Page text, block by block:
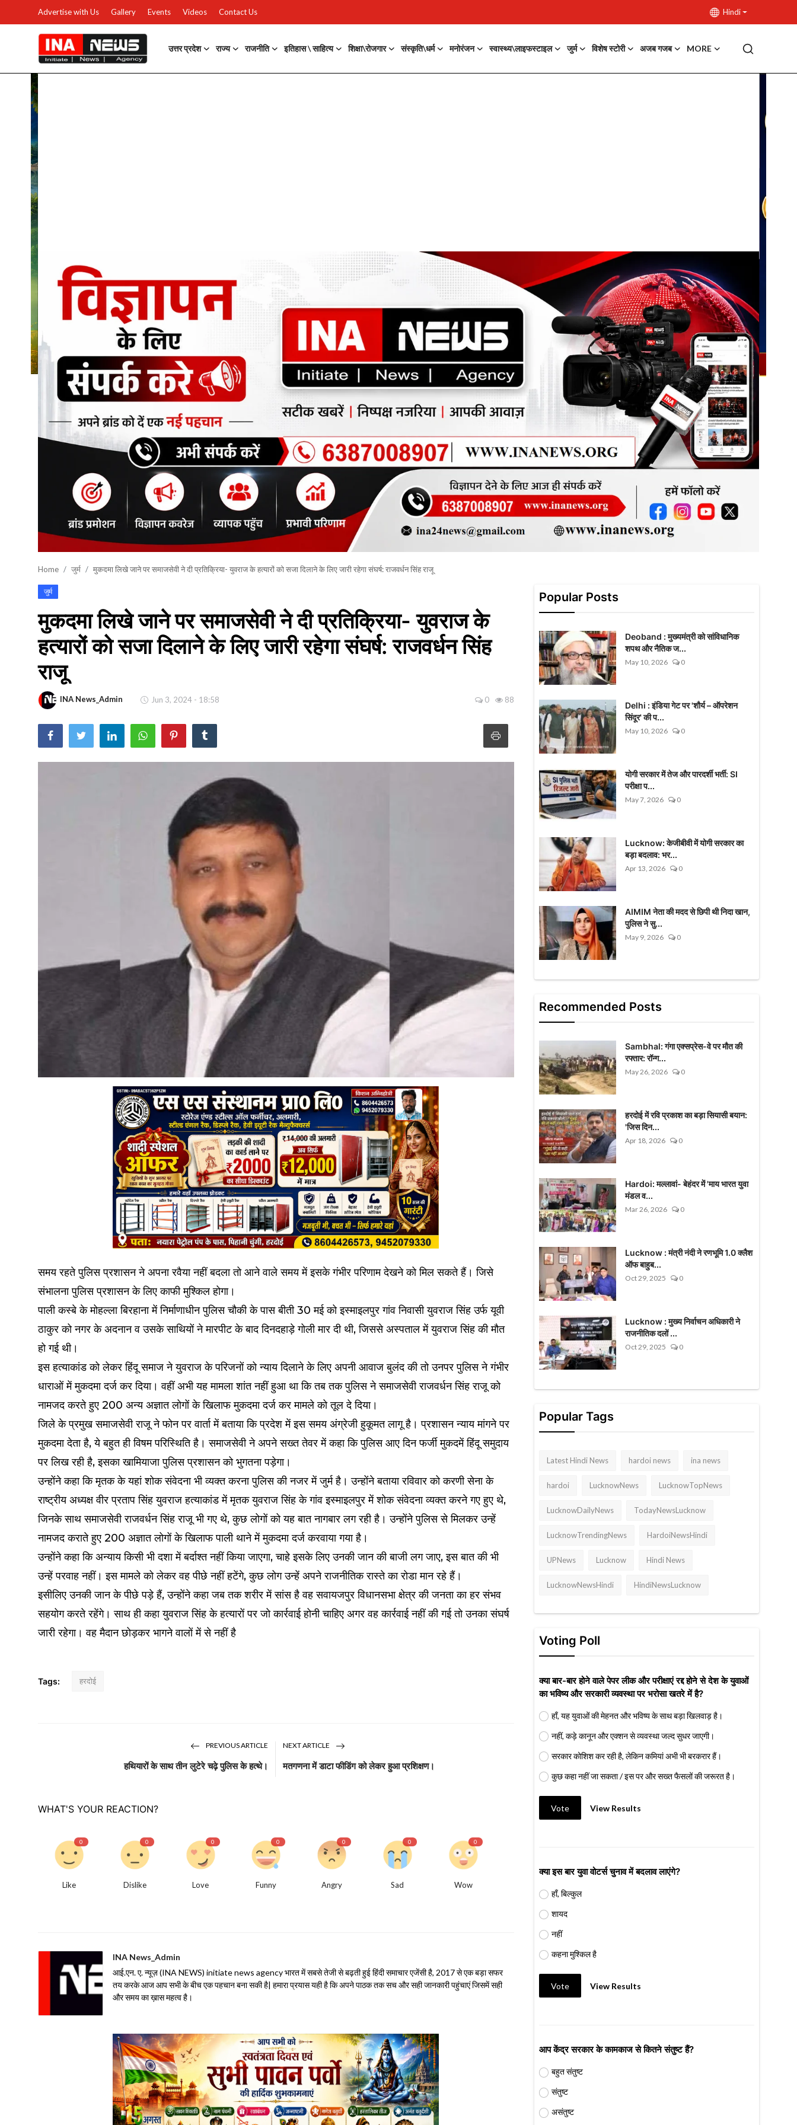
Advertise with Us Gallery Events Videos Contact Us Hindi
उत्तर प्रदेश राज्य राजनीति इतिहास \ साहित्य शिक्षा\रोजगार संस्कृति\धर्म मनोरंजन स्वास्थ्य\लाइफस्टाइल जुर्म विशेष स्टोरी अजब गजब MORE
उत्तर प्रदेश
Advertise with Us
Events
Gallery
राजनीति
Contacts
इतिहास \ साहित्य
शिक्षा\रोजगार
मनोरंजन
स्वास्थ्य\लाइफस्टाइल
अजब गजब
टेक्नोलॉजी / बिजनेस
वायरल न्यूज़
Home जुर्म मुकदमा लिखे जाने पर समाजसेवी ने दी प्रतिक्रिया- युवराज के हत्यारों को सजा दिलाने के लिए जारी रहेगा संघर्ष: राजवर्धन सिंह राजू
जुर्म
मुकदमा लिखे जाने पर समाजसेवी ने दी प्रतिक्रिया- युवराज के
हत्यारों को सजा दिलाने के लिए जारी रहेगा संघर्ष: राजवर्धन सिंह
राजू
INA News_Admin Jun 3, 2024 - 18:58 0 88
समय रहते पुलिस प्रशासन ने अपना रवैया नहीं बदला तो आने वाले समय में इसके गंभीर परिणाम देखने को मिल सकते हैं। जिसे
संभालना पुलिस प्रशासन के लिए काफी मुश्किल होगा।
पाली कस्बे के मोहल्ला बिरहाना में निर्माणाधीन पुलिस चौकी के पास बीती 30 मई को इस्माइलपुर गांव निवासी युवराज सिंह उर्फ यूवी
ठाकुर को नगर के अदनान व उसके साथियों ने मारपीट के बाद दिनदहाड़े गोली मार दी थी, जिससे अस्पताल में युवराज सिंह की मौत
हो गई थी।
इस हत्याकांड को लेकर हिंदू समाज ने युवराज के परिजनों को न्याय दिलाने के लिए अपनी आवाज बुलंद की तो उनपर पुलिस ने गंभीर
धाराओं में मुकदमा दर्ज कर दिया। वहीं अभी यह मामला शांत नहीं हुआ था कि तब तक पुलिस ने समाजसेवी राजवर्धन सिंह राजू को
नामजद करते हुए 200 अन्य अज्ञात लोगों के खिलाफ मुकदमा दर्ज कर मामले को तूल दे दिया।
जिले के प्रमुख समाजसेवी राजू ने फोन पर वार्ता में बताया कि प्रदेश में इस समय अंग्रेजी हुकूमत लागू है। प्रशासन न्याय मांगने पर
मुकदमा देता है, ये बहुत ही विषम परिस्थिति है। समाजसेवी ने अपने सख्त तेवर में कहा कि पुलिस आए दिन फर्जी मुकदमें हिंदू समुदाय
पर लिख रही है, इसका खामियाजा पुलिस प्रशासन को भुगतना पड़ेगा।
उन्होंने कहा कि मृतक के यहां शोक संवेदना भी व्यक्त करना पुलिस की नजर में जुर्म है। उन्होंने बताया रविवार को करणी सेना के
राष्ट्रीय अध्यक्ष वीर प्रताप सिंह युवराज हत्याकांड में मृतक युवराज सिंह के गांव इस्माइलपुर में शोक संवेदना व्यक्त करने गए हुए थे,
जिनके साथ समाजसेवी राजवर्धन सिंह राजू भी गए थे, कुछ लोगों को यह बात नागबार लग रही है। उन्होंने पुलिस से मिलकर उन्हें
नामजद कराते हुए 200 अज्ञात लोगों के खिलाफ पाली थाने में मुकदमा दर्ज करवाया गया है।
उन्होंने कहा कि अन्याय किसी भी दशा में बर्दाश्त नहीं किया जाएगा, चाहे इसके लिए उनकी जान की बाजी लग जाए, इस बात की भी
उन्हें परवाह नहीं। इस मामले को लेकर वह पीछे नहीं हटेंगे, कुछ लोग उन्हें अपने राजनीतिक रास्ते का रोडा मान रहे हैं।
इसीलिए उनकी जान के पीछे पड़े हैं, उन्होंने कहा जब तक शरीर में सांस है वह सवायजपुर विधानसभा क्षेत्र की जनता का हर संभव
सहयोग करते रहेंगे। साथ ही कहा युवराज सिंह के हत्यारों पर जो कार्रवाई होनी चाहिए अगर वह कार्रवाई नहीं की गई तो उनका संघर्ष
जारी रहेगा। वह मैदान छोड़कर भागने वालों में से नहीं है
Tags: हरदोई
PREVIOUS ARTICLE
हथियारों के साथ तीन लुटेरे चढ़े पुलिस के हत्थे।
NEXT ARTICLE
मतगणना में डाटा फीडिंग को लेकर हुआ प्रशिक्षण।
WHAT'S YOUR REACTION?
0
Like
0
Dislike
0
Love
0
Funny
0
Angry
0
Sad
0
Wow
INA News_Admin
आई.एन. ए. न्यूज़ (INA NEWS) initiate news agency भारत में सबसे तेजी से बढ़ती हुई हिंदी समाचार एजेंसी है, 2017 से एक बड़ा सफर
तय करके आज आप सभी के बीच एक पहचान बना सकी है| हमारा प्रयास यही है कि अपने पाठक तक सच और सही जानकारी पहुंचाएं जिसमें सही
और समय का ख़ास महत्व है।
Popular Posts
Deoband : मुख्यमंत्री को सांविधानिक
शपथ और नैतिक ज...
May 10, 2026 0
Delhi : इंडिया गेट पर 'शौर्य – ऑपरेशन
सिंदूर' की प...
May 10, 2026 0
योगी सरकार में तेज और पारदर्शी भर्ती: SI
परीक्षा प...
May 7, 2026 0
Lucknow: केजीबीवी में योगी सरकार का
बड़ा बदलाव: भर...
Apr 13, 2026 0
AIMIM नेता की मदद से छिपी थी निदा खान,
पुलिस ने सु...
May 9, 2026 0
Recommended Posts
Sambhal: गंगा एक्सप्रेस-वे पर मौत की
रफ्तार: रॉन्ग...
May 26, 2026 0
हरदोई में रवि प्रकाश का बड़ा सियासी बयान:
'जिस दिन...
Apr 18, 2026 0
Hardoi: मल्लावां- बेहंदर में 'माय भारत युवा
मंडल व...
Mar 26, 2026 0
Lucknow : मंत्री नंदी ने रणभूमि 1.0 क्लैश
ऑफ बाहुब...
Oct 29, 2025 0
Lucknow : मुख्य निर्वाचन अधिकारी ने
राजनीतिक दलों ...
Oct 29, 2025 0
Popular Tags
Latest Hindi News hardoi news ina news
hardoi LucknowNews LucknowTopNews
LucknowDailyNews TodayNewsLucknow
LucknowTrendingNews HardoiNewsHindi
UPNews Lucknow Hindi News
LucknowNewsHindi HindiNewsLucknow
Voting Poll
क्या बार-बार होने वाले पेपर लीक और परीक्षाएं रद्द होने से देश के युवाओं
का भविष्य और सरकारी व्यवस्था पर भरोसा खतरे में है?
हाँ, यह युवाओं की मेहनत और भविष्य के साथ बड़ा खिलवाड़ है।
नहीं, कड़े कानून और एक्शन से व्यवस्था जल्द सुधर जाएगी।
सरकार कोशिश कर रही है, लेकिन कमियां अभी भी बरकरार हैं।
कुछ कहा नहीं जा सकता / इस पर और सख्त फैसलों की जरूरत है।
Vote View Results
क्या इस बार युवा वोटर्स चुनाव में बदलाव लाएंगे?
हाँ, बिल्कुल
शायद
नहीं
कहना मुश्किल है
Vote View Results
आप केंद्र सरकार के कामकाज से कितने संतुष्ट हैं?
बहुत संतुष्ट
संतुष्ट
असंतुष्ट